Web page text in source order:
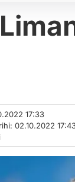
17:33
02.10.2022